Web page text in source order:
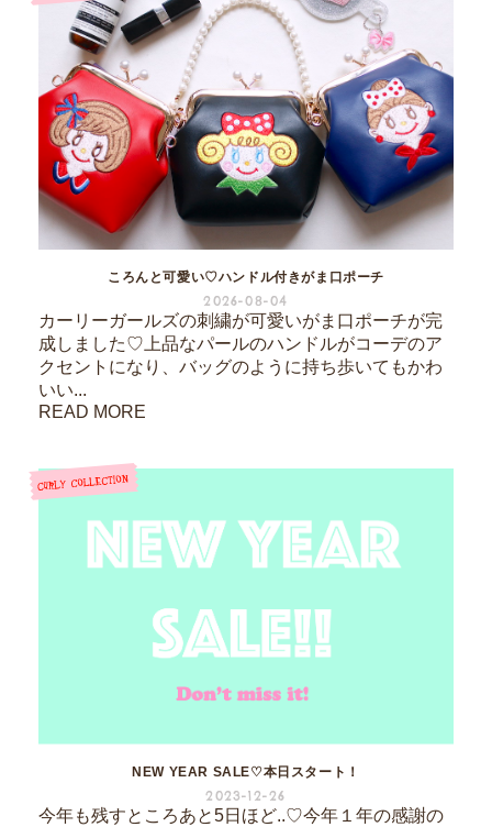
ころんと可愛い♡ハンドル付きがま口ポーチ
2026-08-04
カーリーガールズの刺繍が可愛いがま口ポーチが完
成しました♡上品なパールのハンドルがコーデのア
クセントになり、バッグのように持ち歩いてもかわ
いい...
READ MORE
NEW YEAR SALE♡本日スタート！
2023-12-26
今年も残すところあと5日ほど..♡今年１年の感謝の